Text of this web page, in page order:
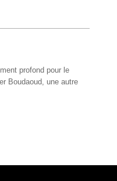
profond pour le
Boudaoud, une autre